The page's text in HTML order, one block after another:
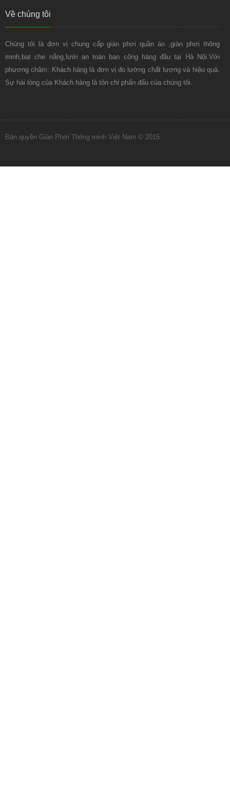
Về chúng tôi
Chúng tôi là đơn vị chung cấp giàn phơi quần áo ,giàn phơi thông
minh,bạt che nắng,lưới an toàn ban công hàng đầu tại Hà Nội.Với
phương châm: Khách hàng là đơn vị đo lường chất lượng và hiệu quả.
Sự hài lòng của Khách hàng là tôn chỉ phấn đấu của chúng tôi.
Bản quyền Giàn Phơi Thông minh Việt Nam © 2015.